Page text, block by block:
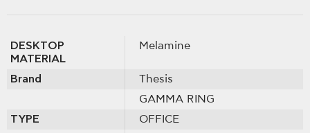
DESKTOP
MATERIAL
Melamine
Brand
Thesis
GAMMA RING
TYPE
OFFICE